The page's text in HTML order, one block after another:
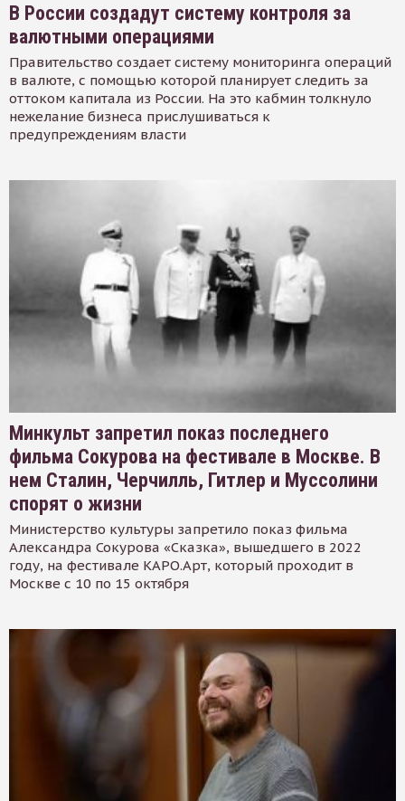
В России создадут систему контроля за
валютными операциями
Правительство создает систему мониторинга операций
в валюте, с помощью которой планирует следить за
оттоком капитала из России. На это кабмин толкнуло
нежелание бизнеса прислушиваться к
предупреждениям власти
Минкульт запретил показ последнего
фильма Сокурова на фестивале в Москве. В
нем Сталин, Черчилль, Гитлер и Муссолини
спорят о жизни
Министерство культуры запретило показ фильма
Александра Сокурова «Сказка», вышедшего в 2022
году, на фестивале КАРО.Арт, который проходит в
Москве с 10 по 15 октября